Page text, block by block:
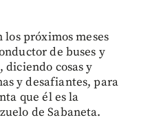
los próximos meses
de buses y
diciendo cosas y
y desafiantes, para
que él es la
de Sabaneta.